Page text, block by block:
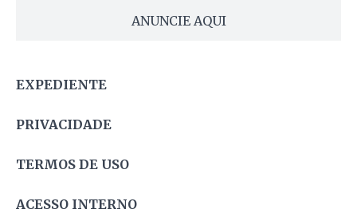
ANUNCIE AQUI
EXPEDIENTE
PRIVACIDADE
TERMOS DE USO
ACESSO INTERNO